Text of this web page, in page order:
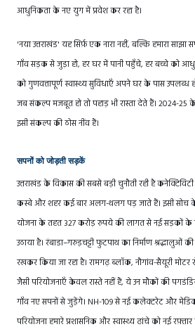
आधुनिकता के नए युग में प्रवेश कर रहा है।
'नया उत्तराखंड' यह सिर्फ़ एक नारा नहीं, बल्कि हमारा
गाँव सड़क से जुड़ा हो, हर घर में पानी पहुँचे, हर बच्चे को
को गुणवत्तापूर्ण स्वास्थ्य सुविधाएँ अपने घर के पास उपलब्ध
जब संकल्प मजबूत हो तो पहाड़ भी रास्ता देते हैं। 2024-25
इसी संकल्प की ठोस नींव हैं।
सपनों को जोड़ती सड़कें
उत्तराखंड के विकास की सबसे बड़ी चुनौती रही है
कस्बे और शहर कई बार अलग-थलग पड़ जाते हैं। इसी सोच के
योजना के तहत 327 करोड़ रुपये की लागत से नई सड़कों के
उठाया है। रंबाडा–गरुड़चट्टी फुटपाथ का निर्माण श्रद्धालुओं
रखकर किया जा रहा है। रामगढ़ ब्लॉक, नौगांव-सैयूरी
जैसी परियोजनाएँ केवल रास्ते नहीं हैं, ये उन मौकों की
गाँव नए सपनों से जुड़ेंगे। NH-109 से नई कलेक्टरेट और
परियोजना हमारे प्रशासनिक और स्वास्थ्य ढांचे को नई